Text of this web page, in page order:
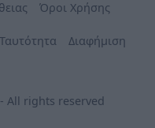
Όροι Χρήσης
Ταυτότητα Διαφήμιση
All rights reserved